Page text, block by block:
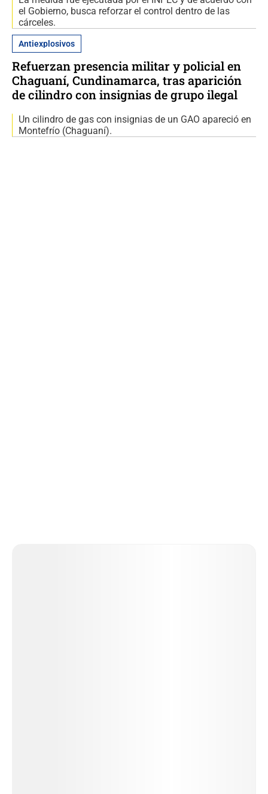
el Gobierno, busca reforzar el control dentro de las
cárceles.
Antiexplosivos
Refuerzan presencia militar y policial en
Chaguaní, Cundinamarca, tras aparición
de cilindro con insignias de grupo ilegal
Un cilindro de gas con insignias de un GAO apareció en
Montefrío (Chaguaní).